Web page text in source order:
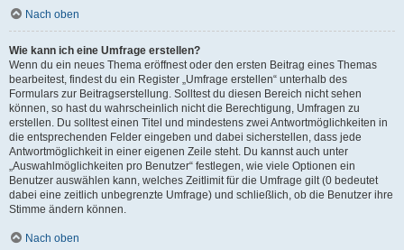
Nach oben
Wie kann ich eine Umfrage erstellen?
Wenn du ein neues Thema eröffnest oder den ersten Beitrag eines Themas
bearbeitest, findest du ein Register „Umfrage erstellen“ unterhalb des
Formulars zur Beitragserstellung. Solltest du diesen Bereich nicht sehen
können, so hast du wahrscheinlich nicht die Berechtigung, Umfragen zu
erstellen. Du solltest einen Titel und mindestens zwei Antwortmöglichkeiten in
die entsprechenden Felder eingeben und dabei sicherstellen, dass jede
Antwortmöglichkeit in einer eigenen Zeile steht. Du kannst auch unter
„Auswahlmöglichkeiten pro Benutzer“ festlegen, wie viele Optionen ein
Benutzer auswählen kann, welches Zeitlimit für die Umfrage gilt (0 bedeutet
dabei eine zeitlich unbegrenzte Umfrage) und schließlich, ob die Benutzer ihre
Stimme ändern können.
Nach oben